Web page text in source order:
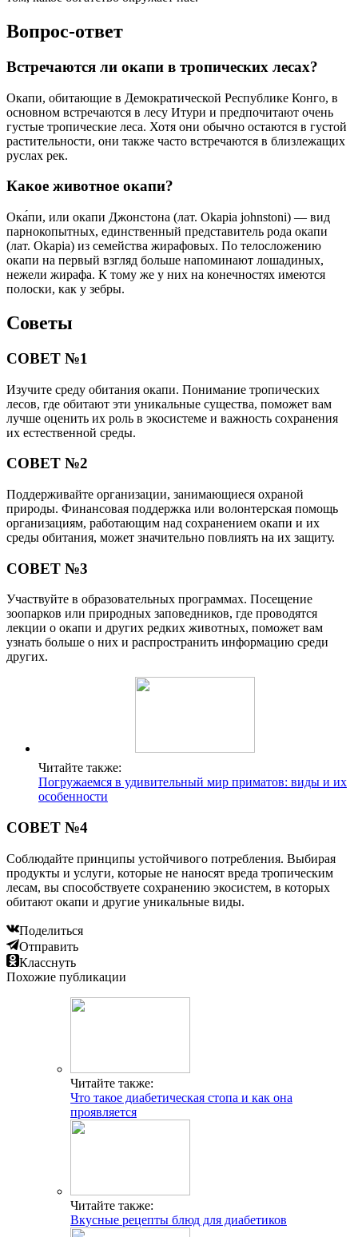
Вопрос-ответ
Встречаются ли окапи в тропических лесах?
Окапи, обитающие в Демократической Республике Конго, в
основном встречаются в лесу Итури и предпочитают очень
густые тропические леса. Хотя они обычно остаются в густой
растительности, они также часто встречаются в близлежащих
руслах рек.
Какое животное окапи?
Ока́пи, или окапи Джонстона (лат. Okapia johnstoni) — вид
парнокопытных, единственный представитель рода окапи
(лат. Okapia) из семейства жирафовых. По телосложению
окапи на первый взгляд больше напоминают лошадиных,
нежели жирафа. К тому же у них на конечностях имеются
полоски, как у зебры.
Советы
СОВЕТ №1
Изучите среду обитания окапи. Понимание тропических
лесов, где обитают эти уникальные существа, поможет вам
лучше оценить их роль в экосистеме и важность сохранения
их естественной среды.
СОВЕТ №2
Поддерживайте организации, занимающиеся охраной
природы. Финансовая поддержка или волонтерская помощь
организациям, работающим над сохранением окапи и их
среды обитания, может значительно повлиять на их защиту.
СОВЕТ №3
Участвуйте в образовательных программах. Посещение
зоопарков или природных заповедников, где проводятся
лекции о окапи и других редких животных, поможет вам
узнать больше о них и распространить информацию среди
других.
Читайте также:
Погружаемся в удивительный мир приматов: виды и их
особенности
СОВЕТ №4
Соблюдайте принципы устойчивого потребления. Выбирая
продукты и услуги, которые не наносят вреда тропическим
лесам, вы способствуете сохранению экосистем, в которых
обитают окапи и другие уникальные виды.
Поделиться
Отправить
Класснуть
Похожие публикации
Читайте также:
Что такое диабетическая стопа и как она
проявляется
Читайте также:
Вкусные рецепты блюд для диабетиков